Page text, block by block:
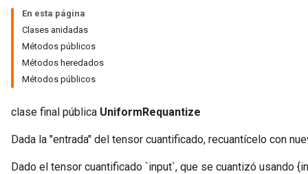
En esta página
Clases anidadas
Métodos públicos
Métodos heredados
Métodos públicos
clase final pública UniformRequantize
Dada la "entrada" del tensor cuantificado, recuantícelo con
Dado el tensor cuantificado `input`, que se cuantizó usando